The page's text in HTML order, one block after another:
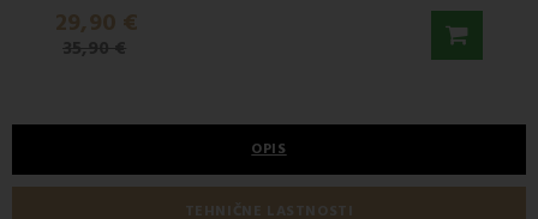
29,90 €
35,90 €
OPIS
TEHNIČNE LASTNOSTI